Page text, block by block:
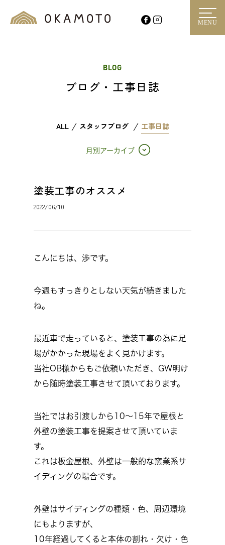
MENU
BLOG
ブログ・工事日誌
ALL スタッフブログ 工事日誌
月別アーカイブ
塗装工事のオススメ
2022/06/10
こんにちは、渉です。
今週もすっきりとしない天気が続きました
ね。
最近車で走っていると、塗装工事の為に足
場がかかった現場をよく見かけます。
当社OB様からもご依頼いただき、GW明け
から随時塗装工事させて頂いております。
当社ではお引渡しから10～15年で屋根と
外壁の塗装工事を提案させて頂いていま
す。
これは板金屋根、外壁は一般的な窯業系サ
イディングの場合です。
外壁はサイディングの種類・色、周辺環境
にもよりますが、
10年経過してくると本体の割れ・欠け・色